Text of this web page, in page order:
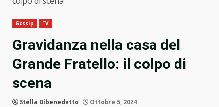
Gossip TV
Gravidanza nella casa del
Grande Fratello: il colpo di
scena
Stella Dibenedetto Ottobre 5, 2024